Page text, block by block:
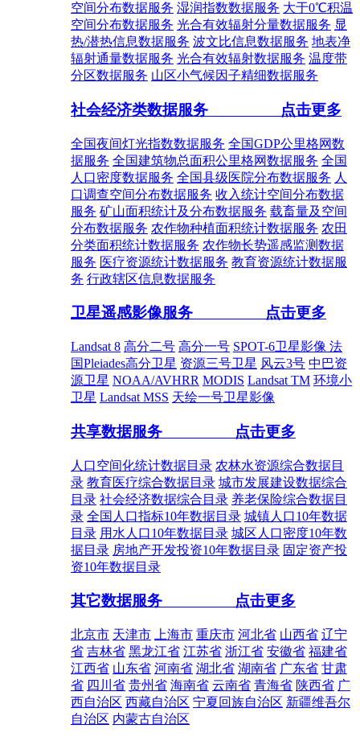
空间分布数据服务 湿润指数数据服务 大于0℃积温
空间分布数据服务 光合有效辐射分量数据服务 显
热/潜热信息数据服务 波文比信息数据服务 地表净
辐射通量数据服务 光合有效辐射数据服务 温度带
分区数据服务 山区小气候因子精细数据服务
社会经济类数据服务 点击更多
全国夜间灯光指数数据服务 全国GDP公里格网数
据服务 全国建筑物总面积公里格网数据服务 全国
人口密度数据服务 全国县级医院分布数据服务 人
口调查空间分布数据服务 收入统计空间分布数据
服务 矿山面积统计及分布数据服务 载畜量及空间
分布数据服务 农作物种植面积统计数据服务 农田
分类面积统计数据服务 农作物长势遥感监测数据
服务 医疗资源统计数据服务 教育资源统计数据服
务 行政辖区信息数据服务
卫星遥感影像服务 点击更多
Landsat 8 高分二号 高分一号 SPOT-6卫星影像 法
国Pleiades高分卫星 资源三号卫星 风云3号 中巴资
源卫星 NOAA/AVHRR MODIS Landsat TM 环境小
卫星 Landsat MSS 天绘一号卫星影像
共享数据服务 点击更多
人口空间化统计数据目录 农林水资源综合数据目
录 教育医疗综合数据目录 城市发展建设数据综合
目录 社会经济数据综合目录 养老保险综合数据目
录 全国人口指标10年数据目录 城镇人口10年数据
目录 用水人口10年数据目录 城区人口密度10年数
据目录 房地产开发投资10年数据目录 固定资产投
资10年数据目录
其它数据服务 点击更多
北京市 天津市 上海市 重庆市 河北省 山西省 辽宁
省 吉林省 黑龙江省 江苏省 浙江省 安徽省 福建省
江西省 山东省 河南省 湖北省 湖南省 广东省 甘肃
省 四川省 贵州省 海南省 云南省 青海省 陕西省 广
西自治区 西藏自治区 宁夏回族自治区 新疆维吾尔
自治区 内蒙古自治区